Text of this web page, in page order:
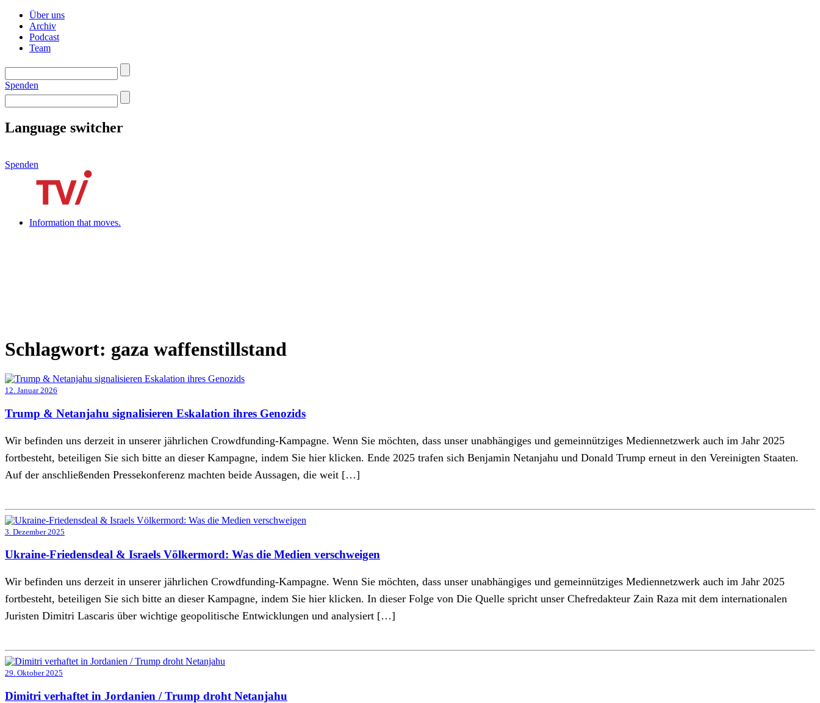
Über uns
Archiv
Podcast
Team
Spenden
Language switcher
Spenden
Information that moves.
Schlagwort: gaza waffenstillstand
12. Januar 2026
Trump & Netanjahu signalisieren Eskalation ihres Genozids
Wir befinden uns derzeit in unserer jährlichen Crowdfunding-Kampagne. Wenn Sie möchten, dass unser unabhängiges und gemeinnütziges Mediennetzwerk auch im Jahr 2025
fortbesteht, beteiligen Sie sich bitte an dieser Kampagne, indem Sie hier klicken. Ende 2025 trafen sich Benjamin Netanjahu und Donald Trump erneut in den Vereinigten Staaten.
Auf der anschließenden Pressekonferenz machten beide Aussagen, die weit […]
3. Dezember 2025
Ukraine-Friedensdeal & Israels Völkermord: Was die Medien verschweigen
Wir befinden uns derzeit in unserer jährlichen Crowdfunding-Kampagne. Wenn Sie möchten, dass unser unabhängiges und gemeinnütziges Mediennetzwerk auch im Jahr 2025
fortbesteht, beteiligen Sie sich bitte an dieser Kampagne, indem Sie hier klicken. In dieser Folge von Die Quelle spricht unser Chefredakteur Zain Raza mit dem internationalen
Juristen Dimitri Lascaris über wichtige geopolitische Entwicklungen und analysiert […]
29. Oktober 2025
Dimitri verhaftet in Jordanien / Trump droht Netanjahu